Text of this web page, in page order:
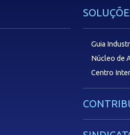
Guia
Núcleo de
Centro